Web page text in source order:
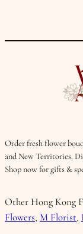
Order fresh flower
and New Territories.
Shop now for gifts &
Other Hong Kong
Flowers, M Florist,